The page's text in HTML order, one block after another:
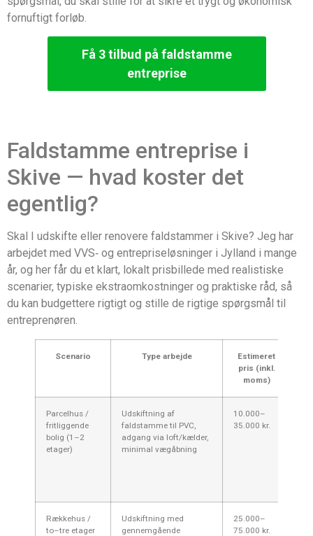
fornuftigt forløb.
Få 3 tilbud på faldstamme
entreprise
Faldstamme entreprise i
Skive — hvad koster det
egentlig?
Skal I udskifte eller renovere faldstammer i Skive? Jeg har
arbejdet med VVS‑ og entrepriseløsninger i Jylland i mange
år, og her får du et klart, lokalt prisbillede med realistiske
scenarier, typiske ekstraomkostninger og praktiske råd, så
du kan budgettere rigtigt og stille de rigtige spørgsmål til
entreprenøren.
Scenario Type arbejde
Estimeret
pris (inkl.
moms)
Parcelhus /
fritliggende
bolig (1–2
etager)
Udskiftning af
faldstamme til PVC,
adgang via loft/kælder,
minimal vægåbning
10.000–
35.000 kr.
Rækkehus /
to–tre etager
Udskiftning med
gennemgående
25.000–
75.000 kr.